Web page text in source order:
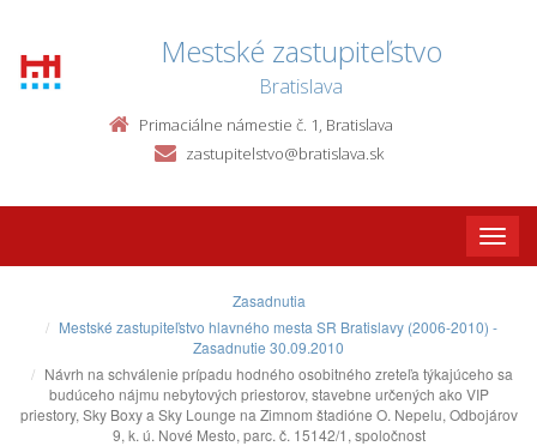
Mestské zastupiteľstvo
Bratislava
Primaciálne námestie č. 1, Bratislava
zastupitelstvo@bratislava.sk
Toggle
Zasadnutia
Mestské zastupiteľstvo hlavného mesta SR Bratislavy (2006-2010) -
Zasadnutie 30.09.2010
Návrh na schválenie prípadu hodného osobitného zreteľa týkajúceho sa
budúceho nájmu nebytových priestorov, stavebne určených ako VIP
priestory, Sky Boxy a Sky Lounge na Zimnom štadióne O. Nepelu, Odbojárov
9, k. ú. Nové Mesto, parc. č. 15142/1, spoločnost